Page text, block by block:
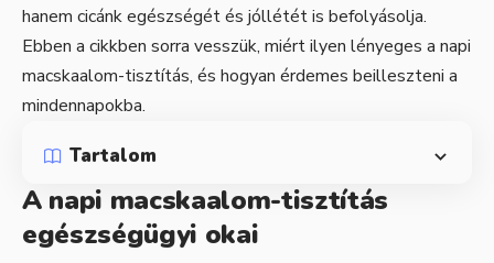
hanem cicánk egészségét és jóllétét is befolyásolja.
Ebben a cikkben sorra vesszük, miért ilyen lényeges a napi
macskaalom-tisztítás, és hogyan érdemes beilleszteni a
mindennapokba.
Tartalom
A napi macskaalom-tisztítás
egészségügyi okai